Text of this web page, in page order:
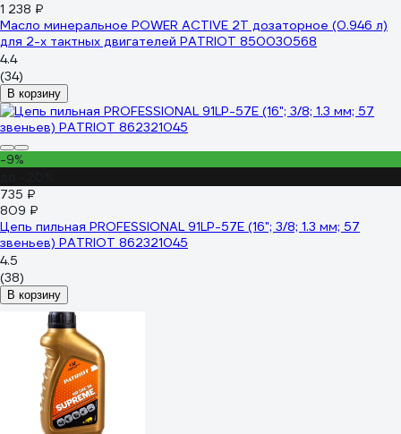
1 238 ₽
Масло минеральное POWER ACTIVE 2T дозаторное (0.946 л)
для 2-х тактных двигателей PATRIOT 850030568
4.4
(34)
В корзину
-9%
735 ₽
809 ₽
Цепь пильная PROFESSIONAL 91LP-57E (16"; 3/8; 1.3 мм; 57
звеньев) PATRIOT 862321045
4.5
(38)
В корзину